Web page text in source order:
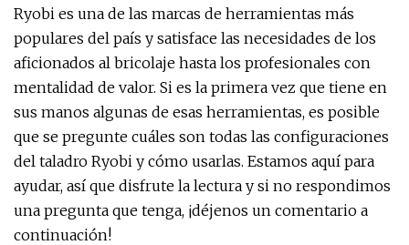
Ryobi es una de las marcas de herramientas más
populares del país y satisface las necesidades de los
aficionados al bricolaje hasta los profesionales con
mentalidad de valor. Si es la primera vez que tiene en
sus manos algunas de esas herramientas, es posible
que se pregunte cuáles son todas las configuraciones
del taladro Ryobi y cómo usarlas. Estamos aquí para
ayudar, así que disfrute la lectura y si no respondimos
una pregunta que tenga, ¡déjenos un comentario a
continuación!